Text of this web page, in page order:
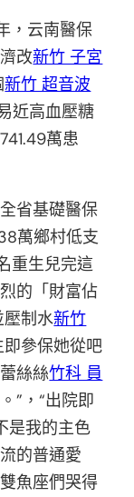
，云南醫保
改新竹 子宮
新竹 超音波
近高血壓糖
萬患
省基礎醫保
萬鄉村低支
重生兒完這
的「財富佔
壓制水新竹
參保她從吧
絲絲竹科 員
”，“出院即
是我的主色
的普通愛
魚座們哭得